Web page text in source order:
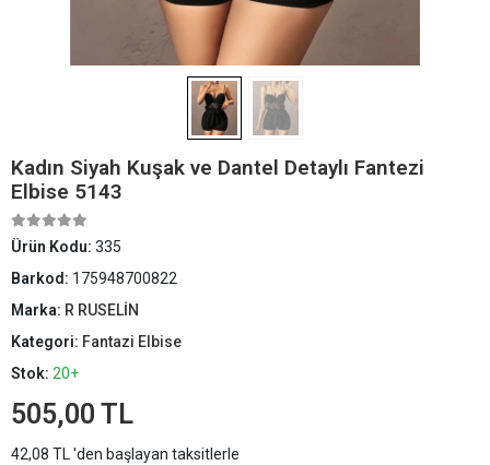
Kadın Siyah Kuşak ve Dantel Detaylı Fantezi
Elbise 5143
Ürün Kodu: 335
Barkod: 175948700822
Marka: R RUSELİN
Kategori: Fantazi Elbise
Stok: 20+
505,00 TL
42,08 TL 'den başlayan taksitlerle